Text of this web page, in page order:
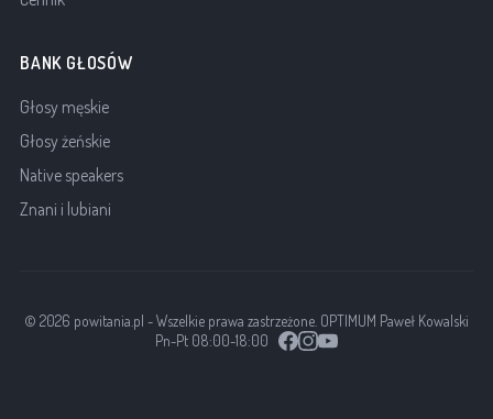
BANK GŁOSÓW
Głosy męskie
Głosy żeńskie
Native speakers
Znani i lubiani
© 2026 powitania.pl - Wszelkie prawa zastrzeżone. OPTIMUM Paweł Kowalski
Pn-Pt 08:00-18:00